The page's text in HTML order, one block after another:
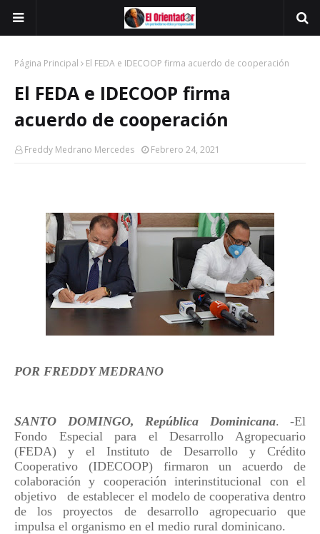
Página Principal El FEDA e IDECOOP firma acuerdo de cooperación
El FEDA e IDECOOP firma
acuerdo de cooperación
Freddy Medrano Mercedes Febrero 24, 2021
POR FREDDY MEDRANO
SANTO DOMINGO, República Dominicana. -El
Fondo Especial para el Desarrollo Agropecuario
(FEDA) y el Instituto de Desarrollo y Crédito
Cooperativo (IDECOOP) firmaron un acuerdo de
colaboración y cooperación interinstitucional con el
objetivo
de establecer el modelo de cooperativa dentro
de los proyectos de desarrollo agropecuario que
impulsa el organismo en el medio rural dominicano.